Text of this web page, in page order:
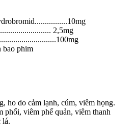
2,5mg
bao phim
ho do cảm lạnh, cúm, viêm họng.
phổi, viêm phế quản, viêm thanh
lá.